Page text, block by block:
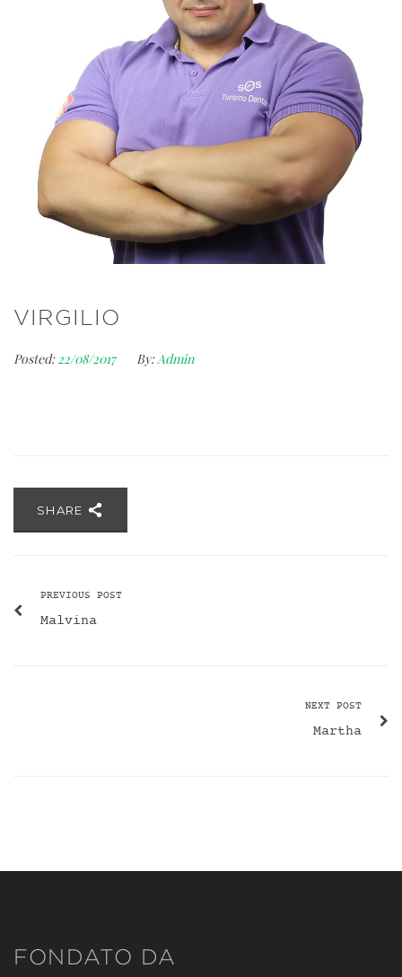
VIRGILIO
Posted: 22/08/2017 By:Admin
SHARE
PREVIOUS POST
Malvina
NEXT POST
Martha
FONDATO DA